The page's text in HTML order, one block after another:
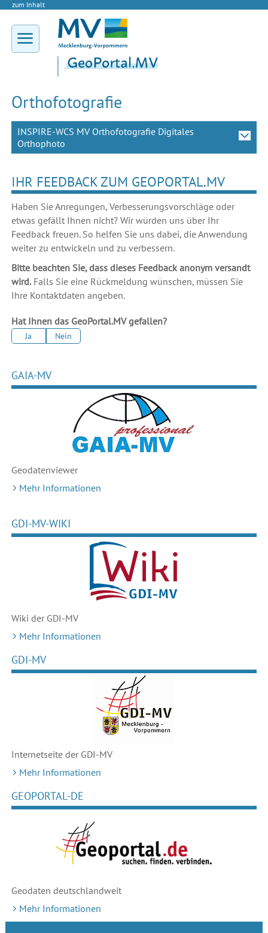
zum Inhalt
Orthofotografie
INSPIRE-WCS MV Orthofotografie Digitales
Orthophoto
IHR FEEDBACK ZUM GEOPORTAL.MV
Haben Sie Anregungen, Verbesserungsvorschläge oder
etwas gefällt Ihnen nicht? Wir würden uns über Ihr
Feedback freuen. So helfen Sie uns dabei, die Anwendung
weiter zu entwickeln und zu verbessern.
Bitte beachten Sie, dass dieses Feedback anonym versandt
wird.Falls Sie eine Rückmeldung wünschen, müssen Sie
Ihre Kontaktdaten angeben.
Hat Ihnen das GeoPortal.MV gefallen?
Ja Nein
GAIA-MV
Geodatenviewer
Mehr Informationen
GDI-MV-WIKI
Wiki der GDI-MV
Mehr Informationen
GDI-MV
Internetseite der GDI-MV
Mehr Informationen
GEOPORTAL-DE
Geodaten deutschlandweit
Mehr Informationen